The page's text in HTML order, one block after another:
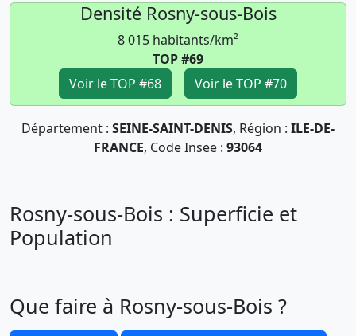
Densité Rosny-sous-Bois
8 015 habitants/km²
TOP #69
Voir le TOP #68
Voir le TOP #70
Département : SEINE-SAINT-DENIS, Région : ILE-DE-
FRANCE, Code Insee : 93064
Rosny-sous-Bois : Superficie et
Population
Que faire à Rosny-sous-Bois ?